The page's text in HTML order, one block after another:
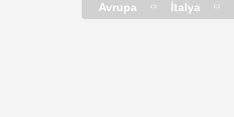
Avrupa İtalya